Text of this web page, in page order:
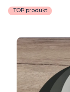
TOP produkt